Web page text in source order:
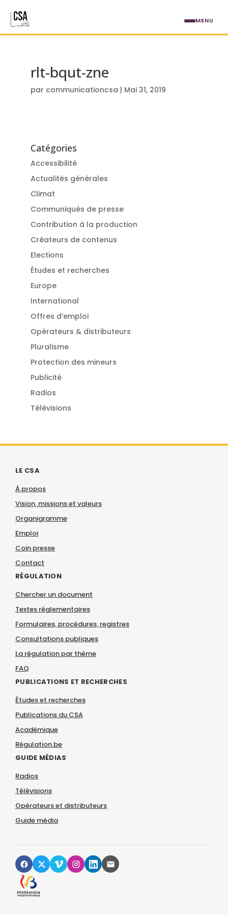
rlt-bqut-zne
par communicationcsa | Mai 31, 2019
Catégories
Accessibilité
Actualités générales
Climat
Communiqués de presse
Contribution à la production
Créateurs de contenus
Elections
Études et recherches
Europe
International
Offres d’emploi
Opérateurs & distributeurs
Pluralisme
Protection des mineurs
Publicité
Radios
Télévisions
LE CSA
À propos
Vision, missions et valeurs
Organigramme
Emploi
Coin presse
Contact
RÉGULATION
Chercher un document
Textes réglementaires
Formulaires, procédures, registres
Consultations publiques
La régulation par thème
FAQ
PUBLICATIONS ET RECHERCHES
Études et recherches
Publications du CSA
Académique
Régulation.be
GUIDE MÉDIAS
Radios
Télévisions
Opérateurs et distributeurs
Guide média
MENU